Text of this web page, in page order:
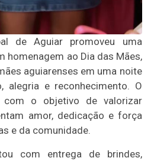
de Aguiar promoveu uma
homenagem ao Dia das Mães,
aguiarenses em uma noite
alegria e reconhecimento. O
com o objetivo de valorizar
amor, dedicação e força
e da comunidade.
com entrega de brindes,